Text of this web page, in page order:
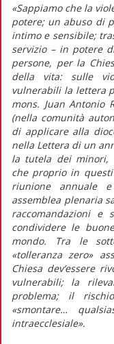
«Sappiamo che la
potere; un abuso di
intimo e sensibile;
servizio – in potere
persone, per la
della vita: sulle
vulnerabili la lettera
mons. Juan Antonio
(nella comunità
di applicare alla
nella Lettera di un
la tutela dei minori,
che proprio in
riunione annuale
assemblea plenaria
raccomandazioni
condividere le
mondo. Tra le
«tolleranza zero»
Chiesa dev’essere
vulnerabili; la
problema; il
«smontare…
intraecclesiale».